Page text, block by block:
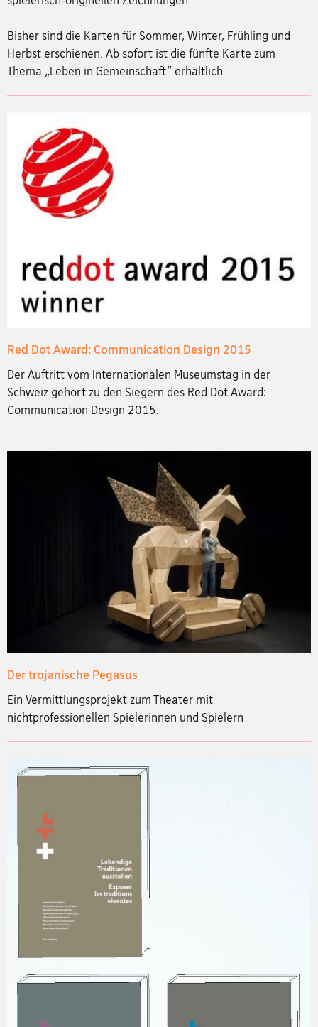
Bisher sind die Karten für Sommer, Winter, Frühling und
Herbst erschienen. Ab sofort ist die fünfte Karte zum
Thema „Leben in Gemeinschaft“ erhältlich
Red Dot Award: Communication Design 2015
Der Auftritt vom Internationalen Museumstag in der
Schweiz gehört zu den Siegern des Red Dot Award:
Communication Design 2015.
Der trojanische Pegasus
Ein Vermittlungsprojekt zum Theater mit
nichtprofessionellen Spielerinnen und Spielern